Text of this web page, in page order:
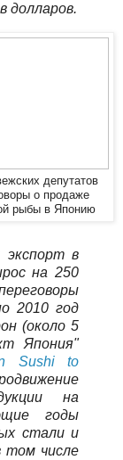
долларов.
депутатов
о продаже
рыбы в Японию
экспорт в
на 250
2010 год
(около 5
Япония"
Sushi to
на
годы
стали и
том числе